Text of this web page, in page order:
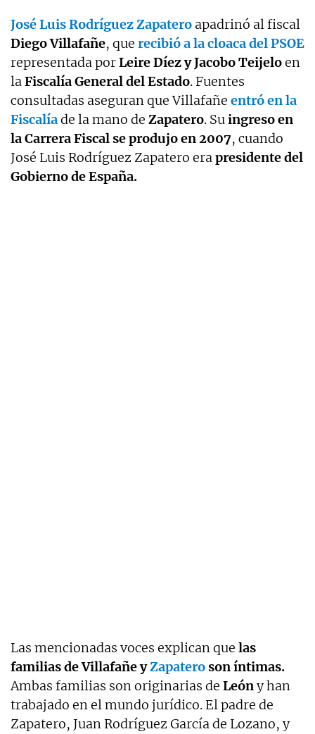
José Luis Rodríguez Zapatero apadrinó al fiscal
Diego Villafañe, que recibió a la cloaca del PSOE
representada porLeire Díez y Jacobo Teijeloen
laFiscalía General del Estado. Fuentes
consultadas aseguran que Villafañe entró en la
Fiscalíade la mano de Zapatero. Suingreso en
la Carrera Fiscal se produjo en 2007, cuando
José Luis Rodríguez Zapatero erapresidente del
Gobierno de España.
Las mencionadas voces explican que las
familias de Villafañe yZapateroson íntimas.
Ambas familias son originarias de Leóny han
trabajado en el mundo jurídico. El padre de
Zapatero, Juan Rodríguez García de Lozano, y